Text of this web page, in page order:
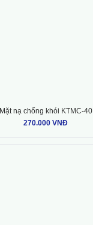
Mặt nạ chống khói KTMC-40
270.000 VNĐ